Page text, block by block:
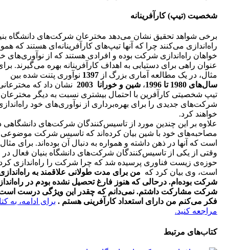
شخصیت (تیپ) کارآفرینانه
برخی شواهد تحقیق نشان می‌دهد مخترعان شرکت‌های دانشگاه
راه‌اندازی می‌کنند چرا که آنها تیپ‌های کارآفرینانه‌ای هستند که
خواهان راه‌اندازی شرکت بوده و افرادی هستند که از نوآوری‌های
عنوان راهی برای دستیابی به اهداف کارآفرینانه بهره می‌گیرند.
مثال، در یک مطالعه آماری بزرگ از
نوآوری پتنت شده بین
سال‌های 1980 تا 1996
، شین و خورانا 2003
نشان داد که
تیپ شخصیتی کارآفرین با احتمال بیشتری نسبت به دیگر
شرکت‌های جدیدی را برای بهره‌برداری از نوآوری‌های خود
خواهند کرد.
علاوه بر این چندین مورد از تاسیس‌کنندگان شرکت‌های دانشگاهی
مصاحبه‌های خود با شین بیان کرده‌اند که تاسیس شرکت موضوعی
است که آنها در ذهن داشته و همواره به دنبال آن بوده‌اند. برای مثال
وقتی از یکی از تاسیس‌کنندگان شرکت‌های دانشگاه بنیان فعال در
حوزه‌ی زیست فناوری پرسیده شد که چرا شرکت را راه‌اندازی
است، وی بیان کرد که من برای مدت طولانی علاقمند به
شرکت بوده‌ام. درحالی که هنوز فارغ تحصیل نشده بودم در
شرکت مشارکت داشتم. نمی‌دانم که چقدر این ویژگی درست
فکر می‌کنم من دارای استعداد کارآفرینی هستم . برای ادامه، به
مراجعه کنید.
کتاب‌های مرتبط